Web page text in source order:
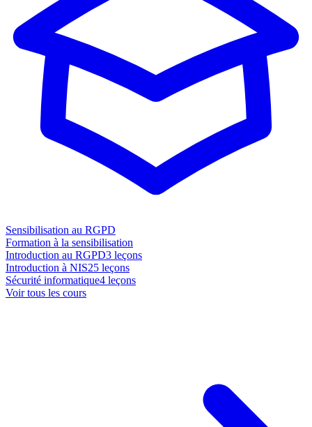
Sensibilisation au RGPD
Formation à la sensibilisation
Introduction au RGPD3 leçons
Introduction à NIS25 leçons
Sécurité informatique4 leçons
Voir tous les cours